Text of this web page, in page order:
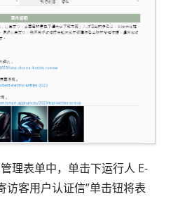
理表单中，单击下运行人 E-
访客用户认证信”单击钮将表